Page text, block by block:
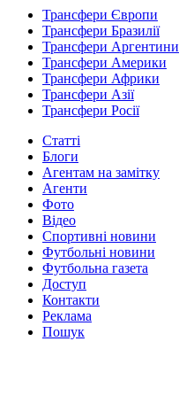
Трансфери Європи
Трансфери Бразилії
Трансфери Аргентини
Трансфери Америки
Трансфери Африки
Трансфери Азії
Трансфери Росії
Статті
Блоги
Агентам на замітку
Агенти
Фото
Відео
Спортивні новини
Футбольні новини
Футбольна газета
Доступ
Контакти
Реклама
Пошук